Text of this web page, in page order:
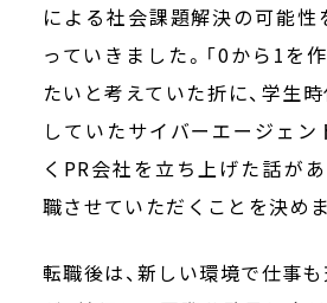
による社会課題解決の可能性
っていきました。「0から1を
たいと考えていた折に、学生
していたサイバーエージェン
くPR会社を立ち上げた話が
職させていただくことを決めま
転職後は、新しい環境で仕事